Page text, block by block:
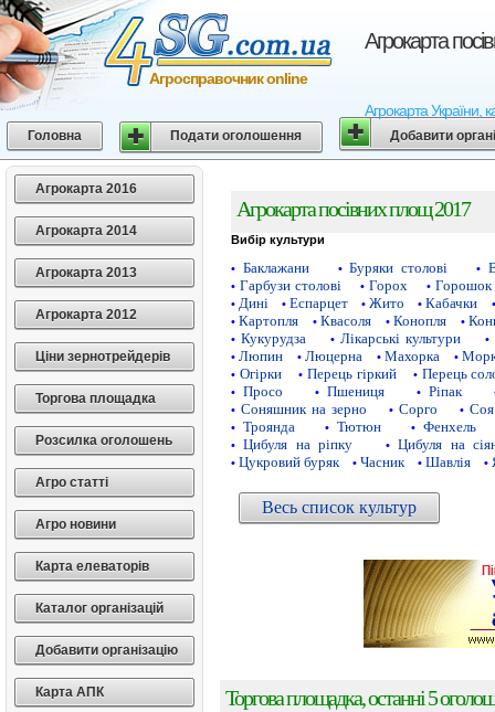
Агрокарта
Агрокарта України,
Агросправочник online
Головна Подати оголошення Добавити
Агрокарта 2016
Агрокарта 2014
Агрокарта 2013
Агрокарта 2012
Ціни зернотрейдерів
Торгова площадка
Розсилка оголошень
Агро статті
Агро новини
Карта елеваторів
Каталог організацій
Добавити організацію
Карта АПК
Агрокарта посівних площ 2017
Вибір культури
• Баклажани • Буряки столові •
• Гарбузи столові • Горох • Горошок
• Дині • Еспарцет • Жито • Кабачки
•
• Картопля • Квасоля • Конопля •
• Кукурудза • Лікарські культури
•
• Люпин • Люцерна • Махорка •
• Огірки • Перець гіркий • Перець
• Просо • Пшениця • Ріпак
• Соняшник на зерно • Сорго • Соя
• Троянда • Тютюн • Фенхель
• Цибуля на ріпку • Цибуля на
• Цукровий буряк • Часник • Шавлія •
Весь список культур
Торгова площадка, останні 5